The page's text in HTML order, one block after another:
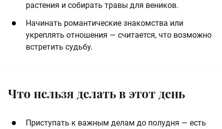
растения и собирать травы для веников.
Начинать романтические знакомства или
укреплять отношения — считается, что возможно
встретить судьбу.
Что нельзя делать в этот день
Приступать к важным делам до полудня — есть